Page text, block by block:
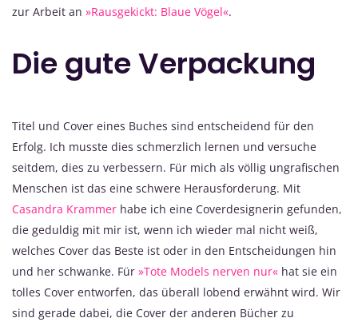
zur Arbeit an »Rausgekickt: Blaue Vögel«.
Die gute Verpackung
Titel und Cover eines Buches sind entscheidend für den
Erfolg. Ich musste dies schmerzlich lernen und versuche
seitdem, dies zu verbessern. Für mich als völlig ungrafischen
Menschen ist das eine schwere Herausforderung. Mit
Casandra Krammer habe ich eine Coverdesignerin gefunden,
die geduldig mit mir ist, wenn ich wieder mal nicht weiß,
welches Cover das Beste ist oder in den Entscheidungen hin
und her schwanke. Für »Tote Models nerven nur« hat sie ein
tolles Cover entworfen, das überall lobend erwähnt wird. Wir
sind gerade dabei, die Cover der anderen Bücher zu